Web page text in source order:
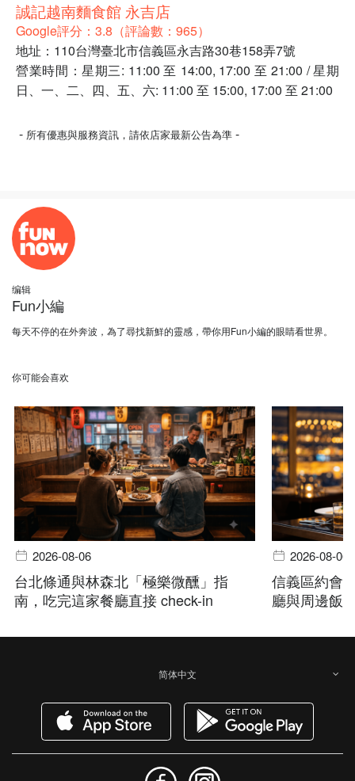
誠記越南麵食館 永吉店
Google評分：3.8（評論數：965）
地址：110台灣臺北市信義區永吉路30巷158弄7號
營業時間：星期三: 11:00 至 14:00, 17:00 至 21:00 / 星期
日、一、二、四、五、六: 11:00 至 15:00, 17:00 至 21:00
- 所有優惠與服務資訊，請依店家最新公告為準 -
编辑
Fun小編
每天不停的在外奔波，為了尋找新鮮的靈感，帶你用Fun小編的眼睛看世界。
你可能会喜欢
2026-08-06
台北條通與林森北「極樂微醺」指
南，吃完這家餐廳直接 check-in
2026-08-06
信義區約會
廳與周邊飯
简体中文